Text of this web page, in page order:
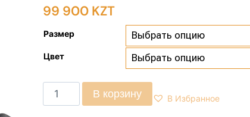
99 900 KZT
Размер
Цвет
В корзину В Избранное